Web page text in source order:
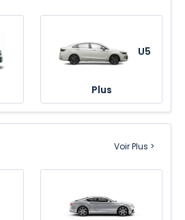
U5
Plus
Voir Plus >